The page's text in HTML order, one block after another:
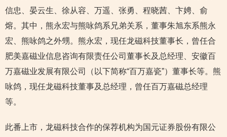
信忠、晏云生、徐从容、万遥、张勇、程晓茜、卞娉、俞
熔。其中，熊永宏与熊咏鸽系兄弟关系，董事朱旭东系熊永
宏、熊咏鸽之外甥。熊永宏，现任龙磁科技董事长，曾任合
肥美嘉磁业信息咨询有限责任公司董事长及总经理、安徽百
万嘉磁业发展有限公司（以下简称“百万嘉瓷”）董事长等。熊
咏鸽，现任龙磁科技董事及总经理，曾任百万嘉磁总经理
等。
此番上市，龙磁科技合作的保荐机构为国元证券股份有限公